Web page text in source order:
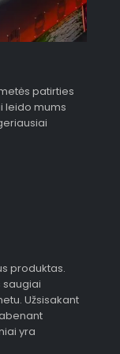
patirties
leido mums
produktas.
saugiai
Užsisakant
yra